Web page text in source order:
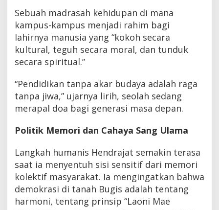
Sebuah madrasah kehidupan di mana
kampus-kampus menjadi rahim bagi
lahirnya manusia yang “kokoh secara
kultural, teguh secara moral, dan tunduk
secara spiritual.”
“Pendidikan tanpa akar budaya adalah raga
tanpa jiwa,” ujarnya lirih, seolah sedang
merapal doa bagi generasi masa depan.
Politik Memori dan Cahaya Sang Ulama
Langkah humanis Hendrajat semakin terasa
saat ia menyentuh sisi sensitif dari memori
kolektif masyarakat. Ia mengingatkan bahwa
demokrasi di tanah Bugis adalah tentang
harmoni, tentang prinsip “Laoni Mae